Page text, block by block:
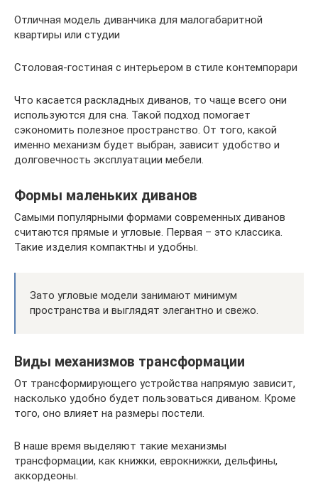
Отличная модель диванчика для малогабаритной
квартиры или студии
Столовая-гостиная с интерьером в стиле контемпорари
Что касается раскладных диванов, то чаще всего они
используются для сна. Такой подход помогает
сэкономить полезное пространство. От того, какой
именно механизм будет выбран, зависит удобство и
долговечность эксплуатации мебели.
Формы маленьких диванов
Самыми популярными формами современных диванов
считаются прямые и угловые. Первая – это классика.
Такие изделия компактны и удобны.
Зато угловые модели занимают минимум
пространства и выглядят элегантно и свежо.
Виды механизмов трансформации
От трансформирующего устройства напрямую зависит,
насколько удобно будет пользоваться диваном. Кроме
того, оно влияет на размеры постели.
В наше время выделяют такие механизмы
трансформации, как книжки, еврокнижки, дельфины,
аккордеоны.